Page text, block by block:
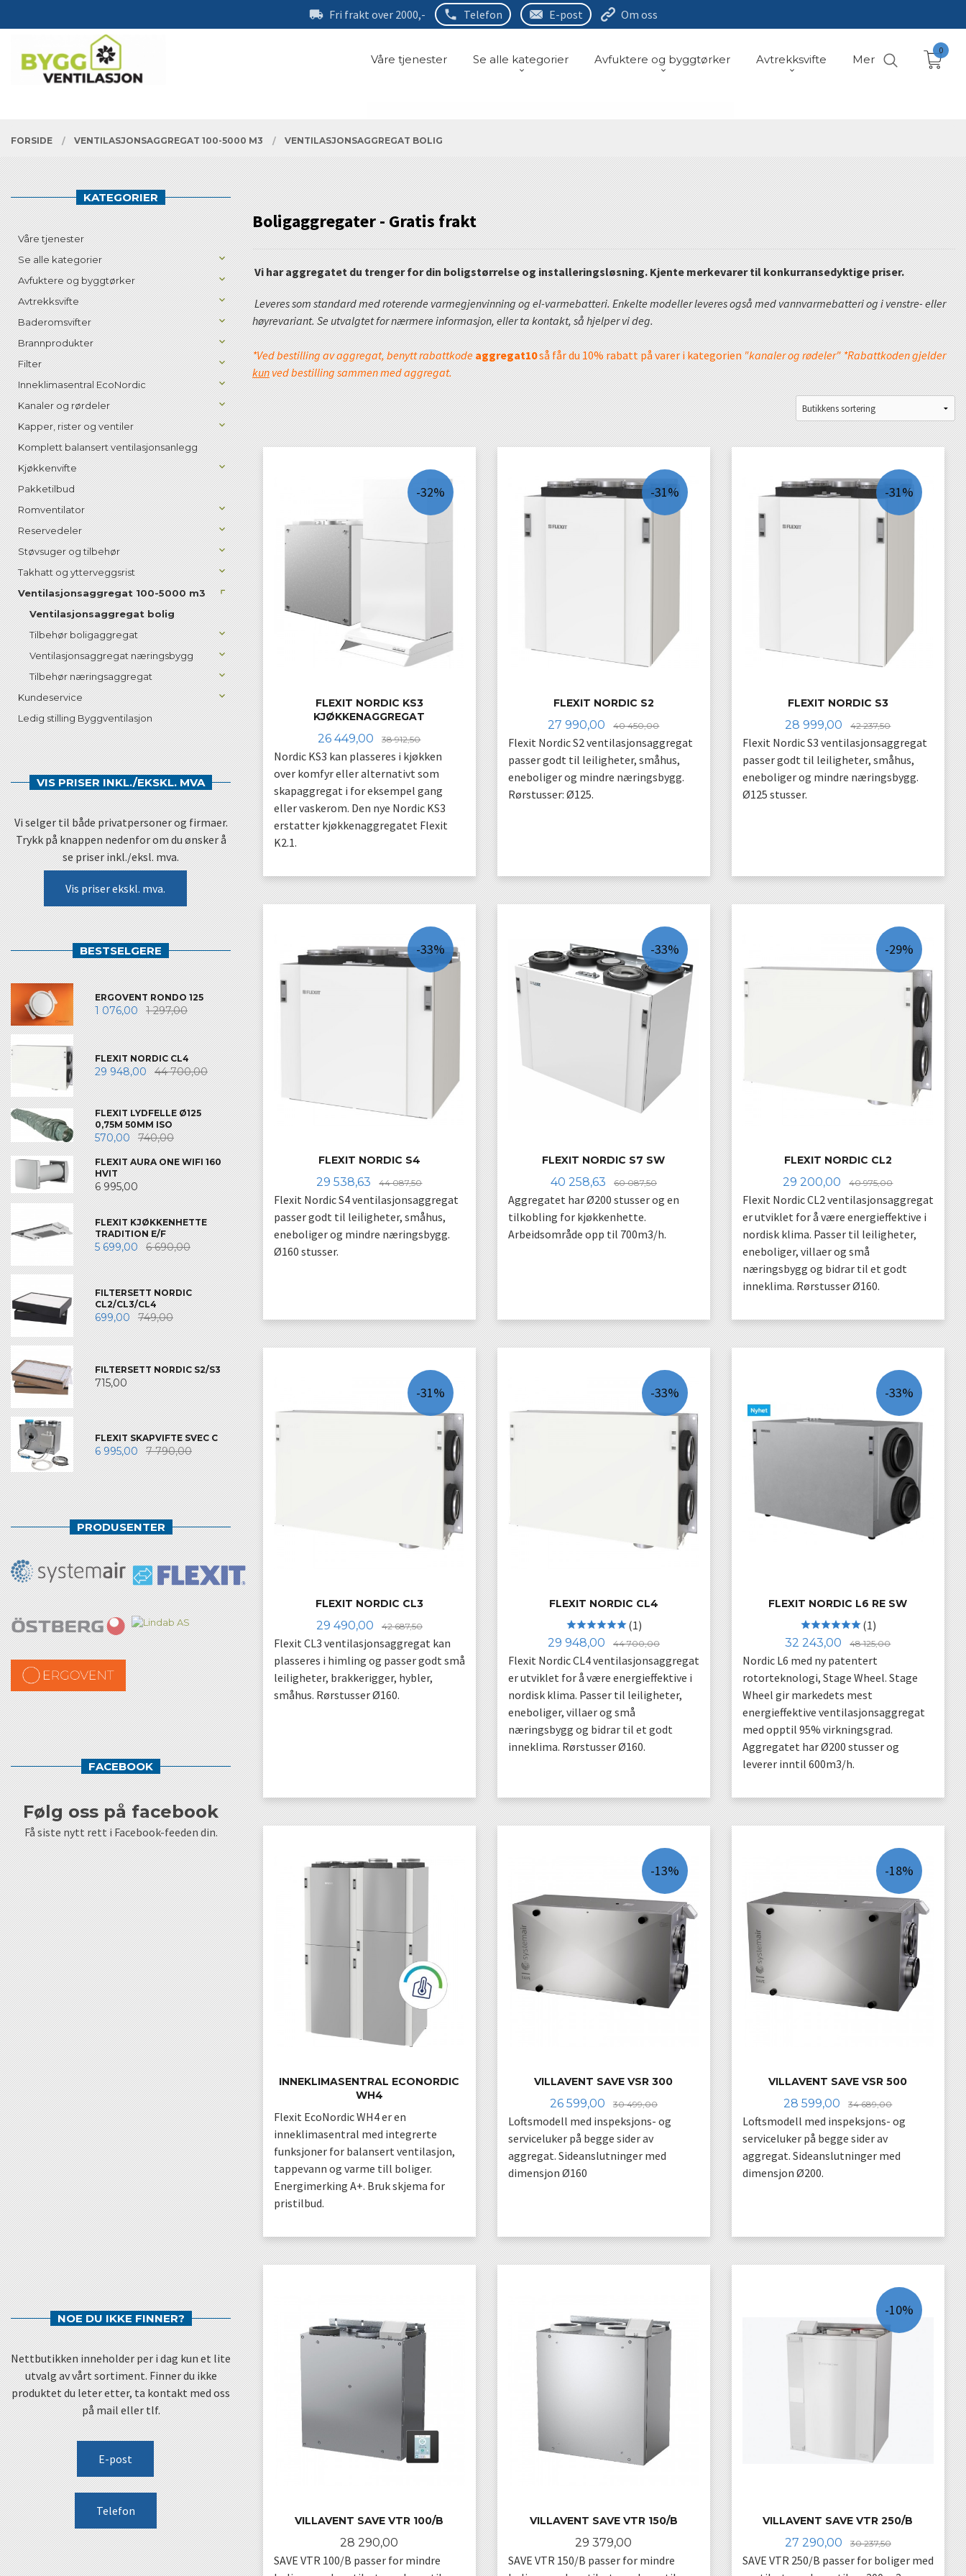
til
Fri frakt over 2000,- Telefon E-post Om oss
PRODUKTER
Våre tjenester Se alle kategorier Avfuktere og byggtørker Avtrekksvifte Mer
0
FORSIDE VENTILASJONSAGGREGAT 100-5000 M3 VENTILASJONSAGGREGAT BOLIG
Boligaggregater - Gratis frakt
Vi har aggregatet du trenger for din boligstørrelse og installeringsløsning. Kjente merkevarer til konkurransedyktige priser.
Leveres som standard med roterende varmegjenvinning og el-varmebatteri. Enkelte modeller leveres også med vannvarmebatteri og i venstre- eller
høyrevariant. Se utvalgtet for nærmere informasjon, eller ta kontakt, så hjelper vi deg.
*Ved bestilling av aggregat, benytt rabattkodeaggregat10så får du 10% rabatt på varer i kategorien"kanaler og rødeler" *Rabattkoden gjelder
kunved bestilling sammen med aggregat.
FLEXIT NORDIC KS3
KJØKKENAGGREGAT
Tilbud
26 449,00 38 912,50Rabatt
-32%
LES MER
Nordic KS3 kan plasseres i kjøkken
over komfyr eller alternativt som
skapaggregat i for eksempel gang
eller vaskerom. Den nye Nordic KS3
erstatter kjøkkenaggregatet Flexit
K2.1.
FLEXIT NORDIC S2
Tilbud
27 990,00 40 450,00Rabatt
-31%
LES MER
Flexit Nordic S2 ventilasjonsaggregat
passer godt til leiligheter, småhus,
eneboliger og mindre næringsbygg.
Rørstusser: Ø125.
FLEXIT NORDIC S3
Tilbud
28 999,00 42 237,50Rabatt
-31%
LES MER
Flexit Nordic S3 ventilasjonsaggregat
passer godt til leiligheter, småhus,
eneboliger og mindre næringsbygg.
Ø125 stusser.
FLEXIT NORDIC S4
Tilbud
29 538,63 44 087,50Rabatt
-33%
LES MER
Flexit Nordic S4 ventilasjonsaggregat
passer godt til leiligheter, småhus,
eneboliger og mindre næringsbygg.
Ø160 stusser.
FLEXIT NORDIC S7 SW
Tilbud
40 258,63 60 087,50Rabatt
-33%
LES MER
Aggregatet har Ø200 stusser og en
tilkobling for kjøkkenhette.
Arbeidsområde opp til 700m3/h.
FLEXIT NORDIC CL2
Tilbud
29 200,00 40 975,00Rabatt
-29%
LES MER
Flexit Nordic CL2 ventilasjonsaggregat
er utviklet for å være energieffektive i
nordisk klima. Passer til leiligheter,
eneboliger, villaer og små
næringsbygg og bidrar til et godt
inneklima. Rørstusser Ø160.
FLEXIT NORDIC CL3
Tilbud
29 490,00 42 687,50Rabatt
-31%
LES MER
Flexit CL3 ventilasjonsaggregat kan
plasseres i himling og passer godt små
leiligheter, brakkerigger, hybler,
småhus. Rørstusser Ø160.
FLEXIT NORDIC CL4
(1)
Tilbud
29 948,00 44 700,00Rabatt
-33%
LES MER
Flexit Nordic CL4 ventilasjonsaggregat
er utviklet for å være energieffektive i
nordisk klima. Passer til leiligheter,
eneboliger, villaer og små
næringsbygg og bidrar til et godt
inneklima. Rørstusser Ø160.
FLEXIT NORDIC L6 RE SW
(1)
Tilbud
32 243,00 48 125,00Rabatt
-33%
LES MER
Nordic L6 med ny patentert
rotorteknologi, Stage Wheel. Stage
Wheel gir markedets mest
energieffektive ventilasjonsaggregat
med opptil 95% virkningsgrad.
Aggregatet har Ø200 stusser og
leverer inntil 600m3/h.
INNEKLIMASENTRAL ECONORDIC
WH4
LES MER
Flexit EcoNordic WH4 er en
inneklimasentral med integrerte
funksjoner for balansert ventilasjon,
tappevann og varme till boliger.
Energimerking A+. Bruk skjema for
pristilbud.
VILLAVENT SAVE VSR 300
Tilbud
26 599,00 30 499,00Rabatt
-13%
LES MER
Loftsmodell med inspeksjons- og
serviceluker på begge sider av
aggregat. Sideanslutninger med
dimensjon Ø160
VILLAVENT SAVE VSR 500
Tilbud
28 599,00 34 689,00Rabatt
-18%
LES MER
Loftsmodell med inspeksjons- og
serviceluker på begge sider av
aggregat. Sideanslutninger med
dimensjon Ø200.
VILLAVENT SAVE VTR 100/B
Pris
28 290,00
SAVE VTR 100/B passer for mindre
VILLAVENT SAVE VTR 150/B
Pris
29 379,00
SAVE VTR 150/B passer for mindre
VILLAVENT SAVE VTR 250/B
Tilbud
27 290,00 30 237,50Rabatt
-10%
SAVE VTR 250/B passer for boliger med
KATEGORIER
Våre tjenester
Se alle kategorier
Avfuktere og byggtørker
Avtrekksvifte
Baderomsvifter
Brannprodukter
Filter
Inneklimasentral EcoNordic
Kanaler og rørdeler
Kapper, rister og ventiler
Komplett balansert ventilasjonsanlegg
Kjøkkenvifte
Pakketilbud
Romventilator
Reservedeler
Støvsuger og tilbehør
Takhatt og ytterveggsrist
Ventilasjonsaggregat 100-5000 m3
Ventilasjonsaggregat bolig
Tilbehør boligaggregat
Ventilasjonsaggregat næringsbygg
Tilbehør næringsaggregat
Kundeservice
Ledig stilling Byggventilasjon
VIS PRISER INKL./EKSKL. MVA
Vi selger til både privatpersoner og firmaer.
Trykk på knappen nedenfor om du ønsker å
se priser inkl./eksl. mva.
Vis priser ekskl. mva.
BESTSELGERE
ERGOVENT RONDO 125
1 076,00 1 297,00
FLEXIT NORDIC CL4
29 948,00 44 700,00
FLEXIT LYDFELLE Ø125
0,75M 50MM ISO
570,00 740,00
FLEXIT AURA ONE WIFI 160
HVIT
6 995,00
FLEXIT KJØKKENHETTE
TRADITION E/F
5 699,00 6 690,00
FILTERSETT NORDIC
CL2/CL3/CL4
699,00 749,00
FILTERSETT NORDIC S2/S3
715,00
FLEXIT SKAPVIFTE SVEC C
6 995,00 7 790,00
PRODUSENTER
FACEBOOK
følg oss på facebook
Få siste nytt rett i Facebook-feeden din.
NOE DU IKKE FINNER?
Nettbutikken inneholder per i dag kun et lite
utvalg av vårt sortiment. Finner du ikke
produktet du leter etter, ta kontakt med oss
på mail eller tlf.
E-post
Telefon